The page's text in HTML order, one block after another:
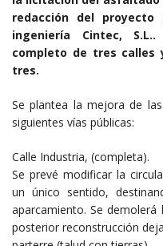
redacción del
ingeniería Cintec,
completo de tres
tres.
Se plantea la mejora de
siguientes vías públicas:
Calle Industria, (completa).
Se prevé modificar la
un único sentido,
aparcamiento. Se
posterior reconstrucción